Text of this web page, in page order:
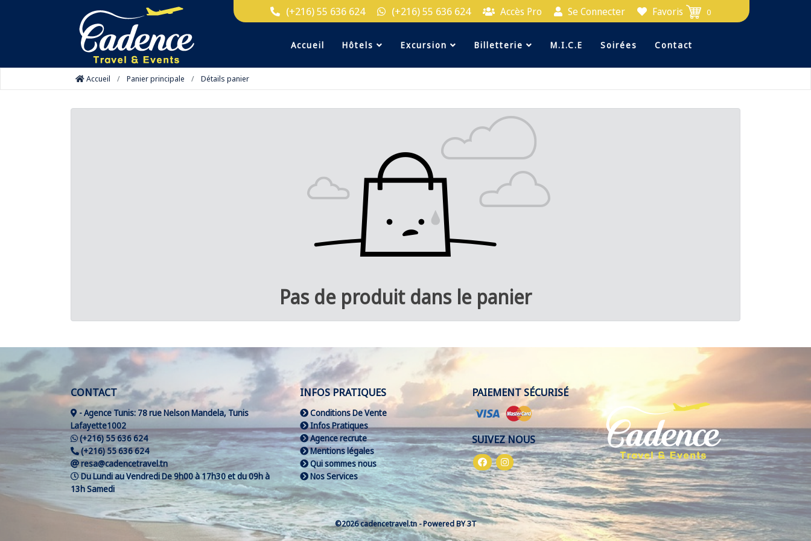
(+216) 55 636 624 (+216) 55 636 624 Accès Pro Se Connecter Favoris 0
Accueil Hôtels Excursion Billetterie M.i.c.e Soirées Contact
Accueil Panier principale Détails panier
Pas de produit dans le panier
CONTACT
- Agence Tunis: 78 rue Nelson Mandela, Tunis
Lafayette1002
(+216) 55 636 624
(+216) 55 636 624
resa@cadencetravel.tn
Du Lundi au Vendredi De 9h00 à 17h30 et du 09h à
13h Samedi
INFOS PRATIQUES
Conditions De Vente
Infos Pratiques
Agence recrute
Mentions légales
Qui sommes nous
Nos Services
PAIEMENT SÉCURISÉ
SUIVEZ NOUS
©2026 cadencetravel.tn -Powered BY3T